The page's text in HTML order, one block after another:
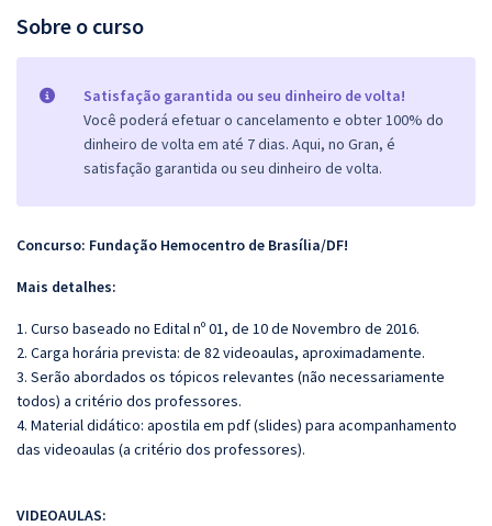
Sobre o curso
Satisfação garantida ou seu dinheiro de volta!
Você poderá efetuar o cancelamento e obter 100% do
dinheiro de volta em até 7 dias. Aqui, no Gran, é
satisfação garantida ou seu dinheiro de volta.
Concurso: Fundação Hemocentro de Brasília/DF!
Mais detalhes:
1. Curso baseado no Edital nº 01, de 10 de Novembro de 2016.
2. Carga horária prevista: de 82 videoaulas, aproximadamente.
3. Serão abordados os tópicos relevantes (não necessariamente
todos) a critério dos professores.
4. Material didático: apostila em pdf (slides) para acompanhamento
das videoaulas (a critério dos professores).
VIDEOAULAS: